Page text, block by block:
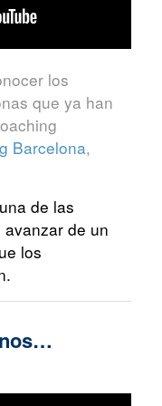
los
que ya han
Barcelona,
de las
de un
los